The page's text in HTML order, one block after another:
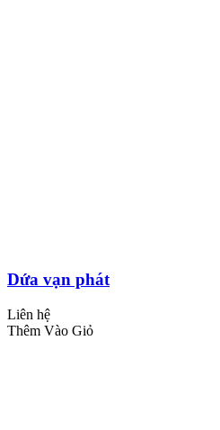
Dứa vạn phát
Liên hệ
Thêm Vào Giỏ